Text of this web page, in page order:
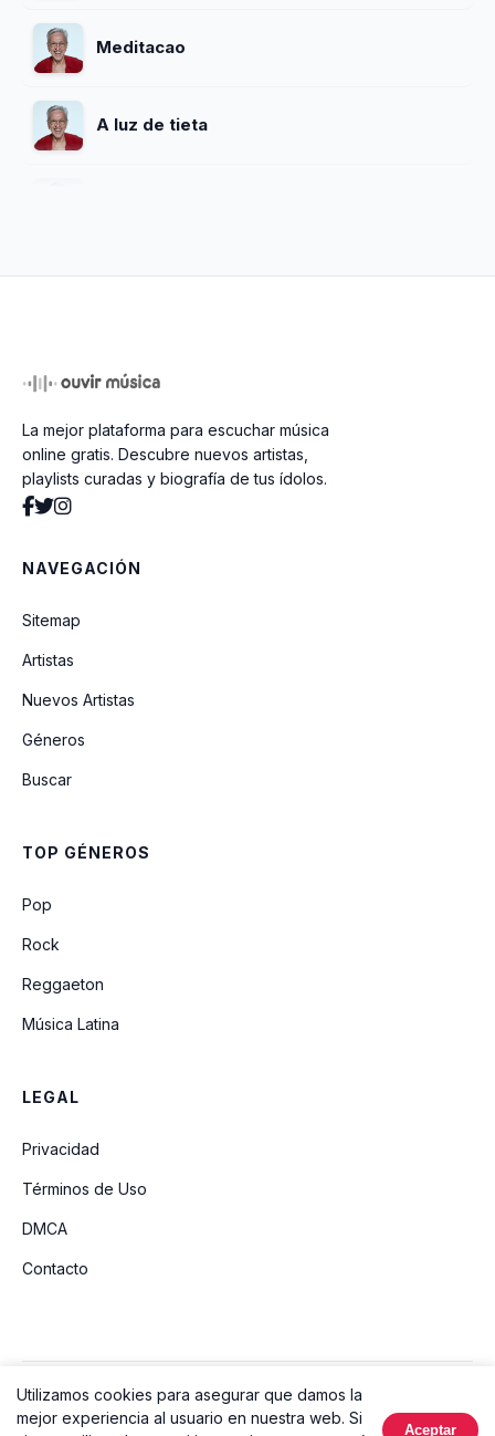
Meditacao
A luz de tieta
Soy Loco Por Ti America
Atras Da Verde E Rosa So Nao Vai
Quem Ja Morreu
La mejor plataforma para escuchar música
online gratis. Descubre nuevos artistas,
playlists curadas y biografía de tus ídolos.
NAVEGACIÓN
Sitemap
Artistas
Nuevos Artistas
Géneros
Buscar
TOP GÉNEROS
Pop
Rock
Reggaeton
Música Latina
LEGAL
Privacidad
Términos de Uso
DMCA
Contacto
© 2026 Ouvir Música. Todos los derechos reservados.
Utilizamos cookies para asegurar que damos la
mejor experiencia al usuario en nuestra web. Si
Aceptar